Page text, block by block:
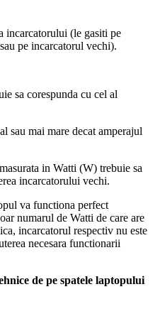
incarcatorului (le gasiti pe
pe incarcatorul vechi).
sa corespunda cu cel al
sau mai mare decat amperajul
in Watti (W) trebuie sa
incarcatorului vechi.
va functiona perfect
numarul de Watti de care are
incarcatorul respectiv nu este
necesara functionarii
de pe spatele laptopului